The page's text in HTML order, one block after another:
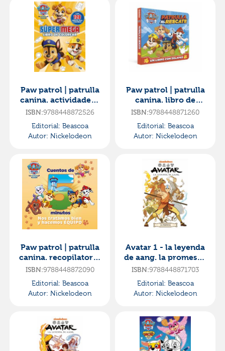
Paw patrol | patrulla
canina. actividades -
súper mega libro de
ISBN:9788448872526
Editorial: Beascoa
Autor: Nickelodeon
Paw patrol | patrulla
canina. libro de
cartón con solapas -
ISBN:9788448871260
Editorial: Beascoa
Autor: Nickelodeon
Paw patrol | patrulla
canina. recopilatorio
de cuentos - cuentos
ISBN:9788448872090
Editorial: Beascoa
Autor: Nickelodeon
Avatar 1 - la leyenda
de aang. la promesa -
edición en español
ISBN:9788448871703
Editorial: Beascoa
Autor: Nickelodeon